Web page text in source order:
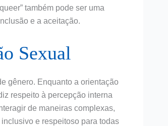
também pode ser uma
e a aceitação.
Sexual
gênero. Enquanto a orientação
respeito à percepção interna
de maneiras complexas,
e respeitoso para todas